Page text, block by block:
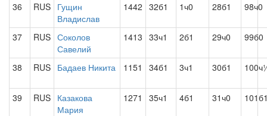
36 RUS Гущин
Владислав
1442 32б1 1ч0 28б1 98ч0
37 RUS Соколов
Савелий
1413 33ч1 2б1 29ч0 99б0
38 RUS Бадаев Никита 1151 34б1 3ч1 30б1
39 RUS Казакова
Мария
1271 35ч1 4б1 31ч0